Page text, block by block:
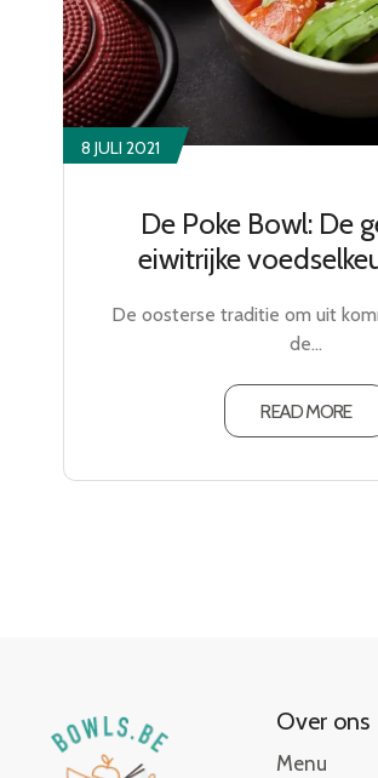
8 JULI 2021
De Poke Bowl: De
eiwitrijke
De oosterse traditie om uit
de…
READ MORE
Over ons
Menu